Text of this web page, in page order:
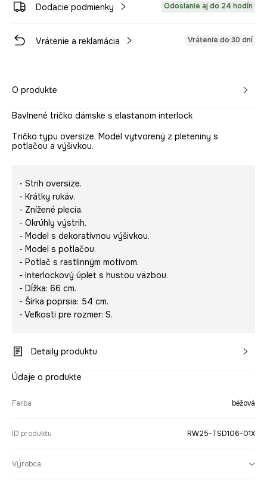
Dodacie podmienky Odoslanie aj do 24 hodín
Vrátenie a reklamácia Vrátenie do 30 dní
O produkte
Bavlnené tričko dámske s elastanom interlock
Tričko typu oversize. Model vytvorený z pleteniny s
potlačou a výšivkou.
- Strih oversize.
- Krátky rukáv.
- Znížené plecia.
- Okrúhly výstrih.
- Model s dekoratívnou výšivkou.
- Model s potlačou.
- Potlač s rastlinným motívom.
- Interlockový úplet s hustou väzbou.
- Dĺžka: 66 cm.
- Šírka poprsia: 54 cm.
- Veľkosti pre rozmer: S.
Detaily produktu
Údaje o produkte
Farba béžová
ID produktu RW25-TSD106-01X
Výrobca